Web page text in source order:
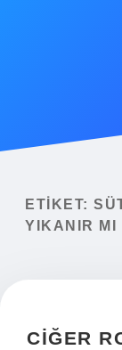
Yasal Uyarı
ETIKET:
YIKANIR MI
CIĞER